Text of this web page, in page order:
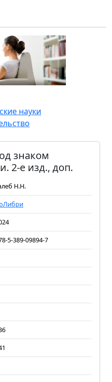
науки
знаком
2-е изд., доп.
Н.Н.
5-389-09894-7